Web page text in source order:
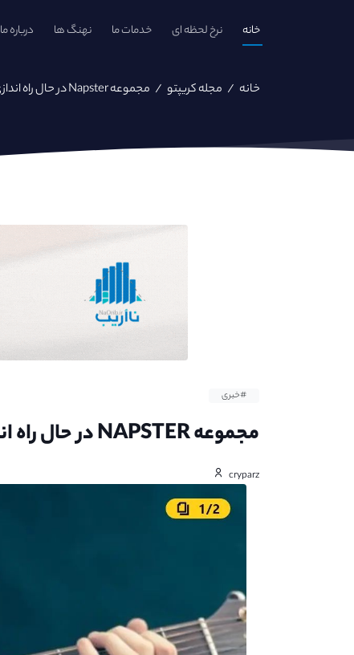
خانه نرخ لحظه ای خدمات ما نهنگ ها درباره ما
خانه / مجله کریپتو / مجموعه Napster در حال راه اندازی توکن خود در Algorand
#خبری
مجموعه NAPSTER در حال راه اندازی توکن خود در ALGORAND
cryparz